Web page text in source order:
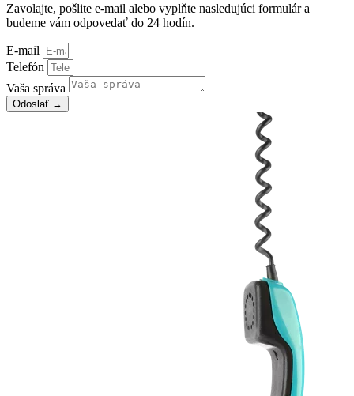
Zavolajte, pošlite e-mail alebo vyplňte nasledujúci formulár a
budeme vám odpovedať do 24 hodín.
E-mail
Telefón
Vaša správa
Odoslať →